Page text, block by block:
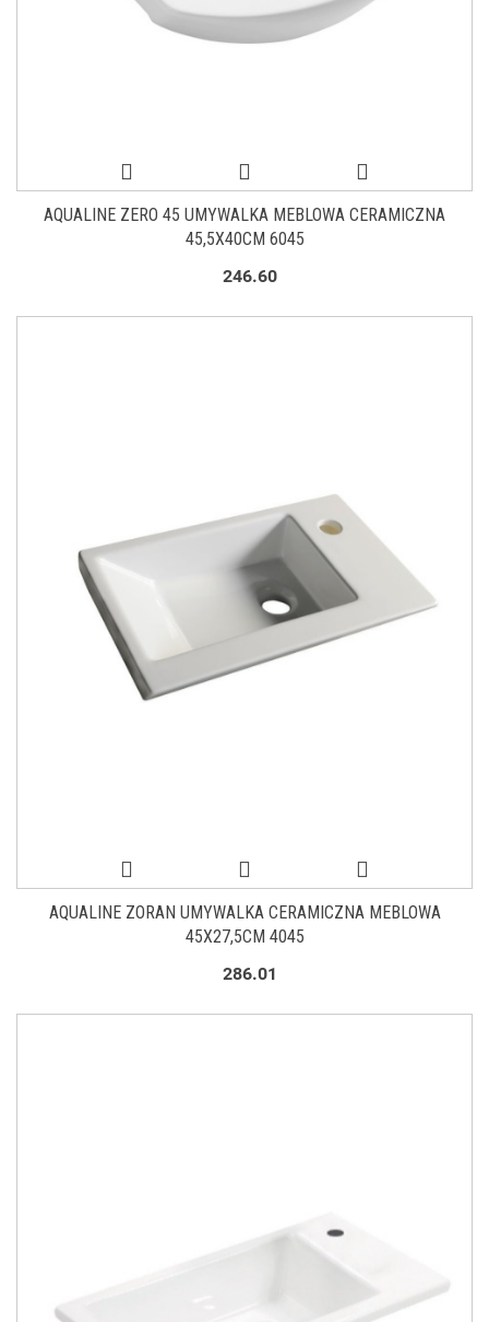
AQUALINE ZERO 45 UMYWALKA MEBLOWA CERAMICZNA
45,5X40CM 6045
246.60
AQUALINE ZORAN UMYWALKA CERAMICZNA MEBLOWA
45X27,5CM 4045
286.01